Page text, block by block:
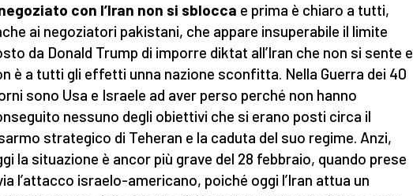
con l’Iran non si sblocca e prima è chiaro a tutti,
ai negoziatori pakistani, che appare insuperabile il limite
da Donald Trump di imporre diktat all’Iran che non si sente e
è a tutti gli effetti unna nazione sconfitta. Nella Guerra dei 40
sono Usa e Israele ad aver perso perché non hanno
nessuno degli obiettivi che si erano posti circa il
strategico di Teheran e la caduta del suo regime. Anzi,
la situazione è ancor più grave del 28 febbraio, quando prese
l’attacco israelo-americano, poiché oggi l’Iran attua un